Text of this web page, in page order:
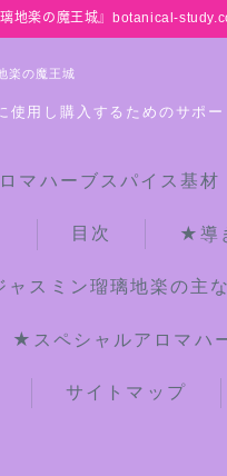
璃地楽の魔王城』botanical-
楽の魔王城
用し購入するためのサポ
マハーブスパイス基
目次 ★導
ャスミン瑠璃地楽の主
★スペシャルアロマハ
サイトマップ
ス基材 プ